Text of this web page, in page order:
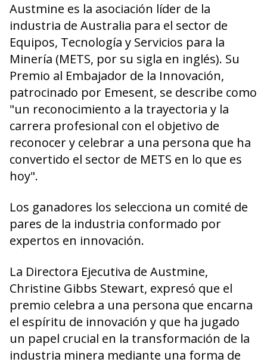
Austmine es la asociación líder de la
industria de Australia para el sector de
Equipos, Tecnología y Servicios para la
Minería (METS, por su sigla en inglés). Su
Premio al Embajador de la Innovación,
patrocinado por Emesent, se describe como
"un reconocimiento a la trayectoria y la
carrera profesional con el objetivo de
reconocer y celebrar a una persona que ha
convertido el sector de METS en lo que es
hoy".
Los ganadores los selecciona un comité de
pares de la industria conformado por
expertos en innovación.
La Directora Ejecutiva de Austmine,
Christine Gibbs Stewart, expresó que el
premio celebra a una persona que encarna
el espíritu de innovación y que ha jugado
un papel crucial en la transformación de la
industria minera mediante una forma de